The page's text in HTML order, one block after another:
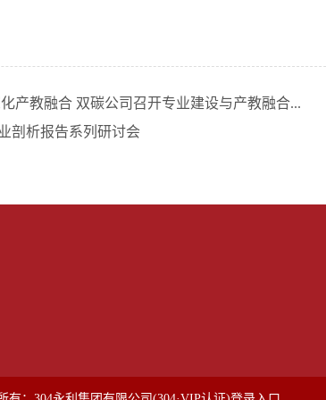
产教融合 双碳公司召开专业建设与产教融合...
剖析报告系列研讨会